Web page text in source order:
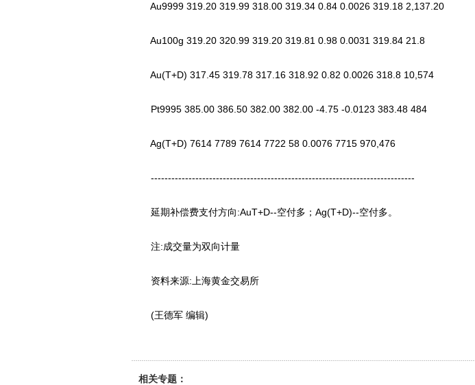
Au9999 319.20 319.99 318.00 319.34 0.84 0.0026 319.18 2,137.20
Au100g 319.20 320.99 319.20 319.81 0.98 0.0031 319.84 21.8
Au(T+D) 317.45 319.78 317.16 318.92 0.82 0.0026 318.8 10,574
Pt9995 385.00 386.50 382.00 382.00 -4.75 -0.0123 383.48 484
Ag(T+D) 7614 7789 7614 7722 58 0.0076 7715 970,476
-----------------------------------------------------------------------------
延期补偿费支付方向:AuT+D--空付多；Ag(T+D)--空付多。
注:成交量为双向计量
资料来源:上海黄金交易所
(王德军 编辑)
相关专题：